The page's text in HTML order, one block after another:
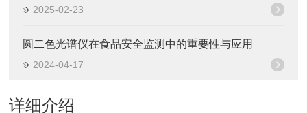
2025-02-23
圆二色光谱仪在食品安全监测中的重要性与应用
2024-04-17
详细介绍